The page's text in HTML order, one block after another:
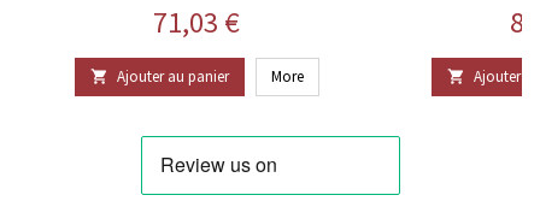
Prix
71,03 €
 Ajouter au panier More  Ajouter